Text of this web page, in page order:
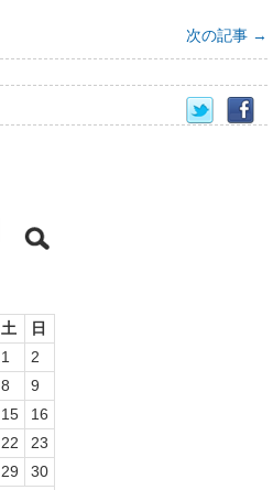
次の記事 →
土
日
1
2
8
9
15
16
22
23
29
30